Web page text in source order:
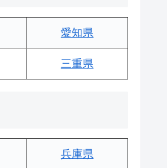
愛知県
三重県
兵庫県